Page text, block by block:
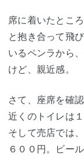
席に着いたとこ
と抱き合って飛
いるペンラから
けど、親近感。
さて、座席を確
近くのトイレは
そして売店では
６００円。ビー